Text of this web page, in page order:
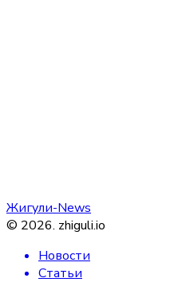
Жигули-News
© 2026. zhiguli.io
Новости
Статьи